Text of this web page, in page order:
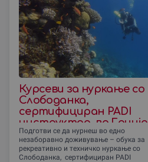
Курсеви за нуркање со
Слободанка,
сертифициран PADI
инструктор, во Грциjа
Подготви се да нурнеш во едно
незаборавно доживување – обука за
рекреативно и техничко нуркање со
Слободанка, сертифициран PADI